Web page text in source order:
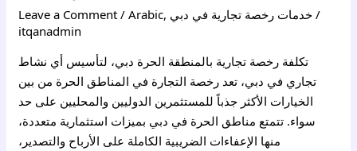
Leave a Comment /Arabic, خدمات رخصة تجارية في دبي /
itqanadmin
تكلفة رخصة تجارية بالمنطقة الحرة دبي، لتأسيس أي نشاط
تجاري في دبي، تعد رخصة التجارة في المناطق الحرة من بين
الخيارات الأكثر جذباً للمستثمرين الدوليين والمحليين على حد
سواء. تتمتع مناطق الحرة في دبي بميزات استثمارية متعددة،
منها الإعفاءات الضريبية الكاملة على الأرباح والتصدير،